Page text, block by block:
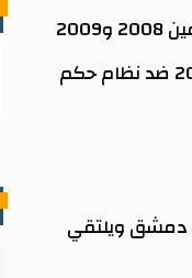
وستكون أيضا أول زيارة لرئيس فرنسي إلى سوريا منذ قدوم نيكولا ساركوزي في العامين 2008 و2009
إلى دمشق، قبل القطيعة التي أعقبت القمع الدامي للاحتجاجات التي اندلعت عام 2011 ضد نظام حكم
يزور دمشق ويلتقي